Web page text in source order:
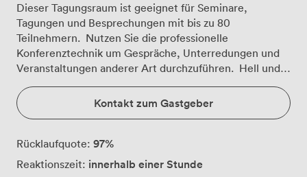
Dieser Tagungsraum ist geeignet für Seminare,
Tagungen und Besprechungen mit bis zu 80
Teilnehmern. Nutzen Sie die professionelle
Konferenztechnik um Gespräche, Unterredungen und
Veranstaltungen anderer Art durchzuführen. Hell und
elegant möbliert, zentral gelegen, nur wenige Schritte
vom Bahnhof Zoologischer Garten und dem
Kurfürstendamm entfernt.
Kontakt zum Gastgeber
Rücklaufquote: 97%
Reaktionszeit: innerhalb einer Stunde